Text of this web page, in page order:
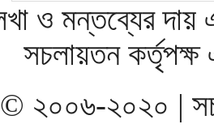
ও মন্তব্যের দায়
সচলায়তন
© ২০০৬-২০২০ |